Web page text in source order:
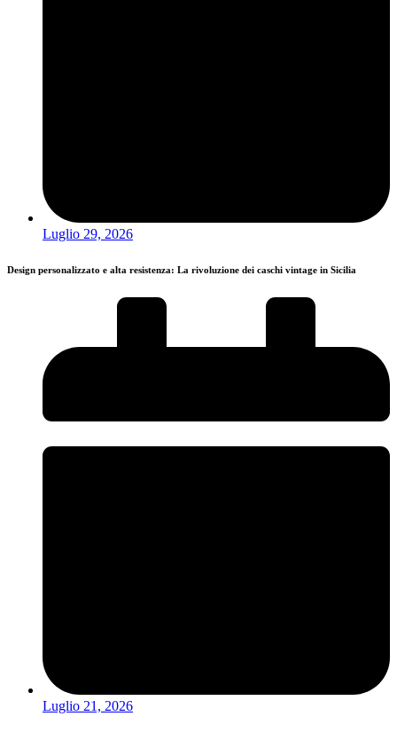
Luglio 29, 2026
Design personalizzato e alta resistenza: La rivoluzione dei caschi vintage in Sicilia
Luglio 21, 2026